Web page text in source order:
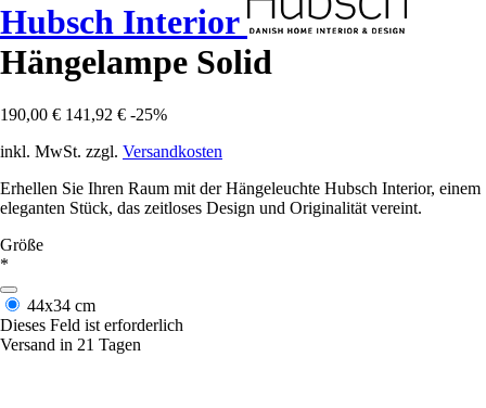
Hubsch Interior
Hängelampe Solid
190,00 € 141,92 € -25%
inkl. MwSt. zzgl. Versandkosten
Erhellen Sie Ihren Raum mit der Hängeleuchte Hubsch Interior, einem
eleganten Stück, das zeitloses Design und Originalität vereint.
Größe
*
44x34 cm
Dieses Feld ist erforderlich
Versand in 21 Tagen